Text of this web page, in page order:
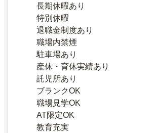
長期休暇あり
特別休暇
退職金制度あり
職場内禁煙
駐車場あり
産休・育休実績あり
託児所あり
ブランクOK
職場見学OK
AT限定OK
教育充実